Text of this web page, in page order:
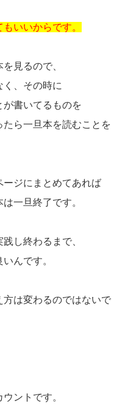
いいからです。
見るので、
、その時に
書いてるものを
ら一旦本を読むことを
ジにまとめてあれば
一旦終了です。
し終わるまで、
んです。
方は変わるのではないで
ントです。